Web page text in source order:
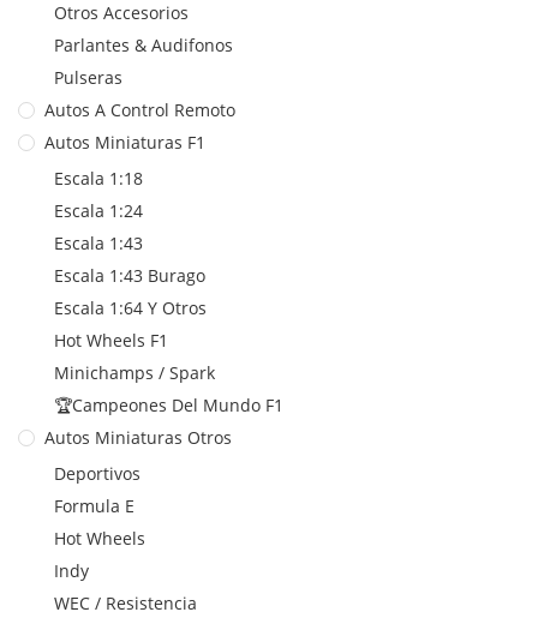
Otros Accesorios
Parlantes & Audifonos
Pulseras
Autos A Control Remoto
Autos Miniaturas F1
Escala 1:18
Escala 1:24
Escala 1:43
Escala 1:43 Burago
Escala 1:64 Y Otros
Hot Wheels F1
Minichamps / Spark
🏆Campeones Del Mundo F1
Autos Miniaturas Otros
Deportivos
Formula E
Hot Wheels
Indy
WEC / Resistencia